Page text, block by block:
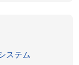
ステム